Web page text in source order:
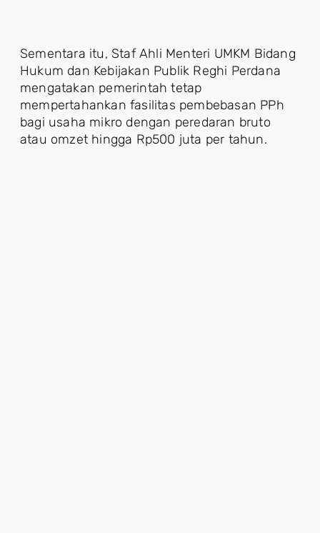
Sementara itu, Staf Ahli Menteri UMKM Bidang
Hukum dan Kebijakan Publik Reghi Perdana
mengatakan pemerintah tetap
mempertahankan fasilitas pembebasan PPh
bagi usaha mikro dengan peredaran bruto
atau omzet hingga Rp500 juta per tahun.